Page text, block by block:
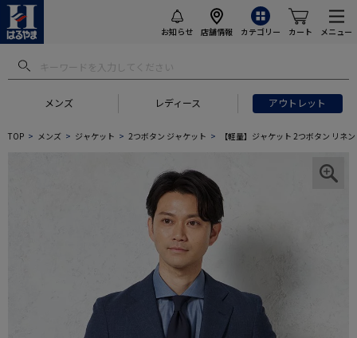
お知らせ 店舗情報 カテゴリー カート メニュー
メンズ レディース アウトレット
TOP メンズ ジャケット 2つボタン ジャケット 【軽量】ジャケット 2つボタン リネ